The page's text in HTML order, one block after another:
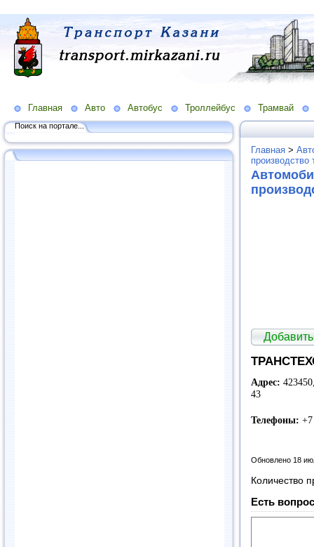
Главная Авто Автобус Троллейбус Трамвай
Поиск на портале...
Главная >
производство
Адрес:
43
Телефоны:
Обновлено 18
Количество
Есть